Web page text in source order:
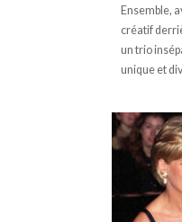
Ensemble,
créatif
un trio
unique et